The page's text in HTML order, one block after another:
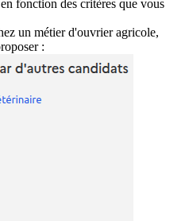
fonction des critères que vous
un métier d'ouvrier agricole,
: